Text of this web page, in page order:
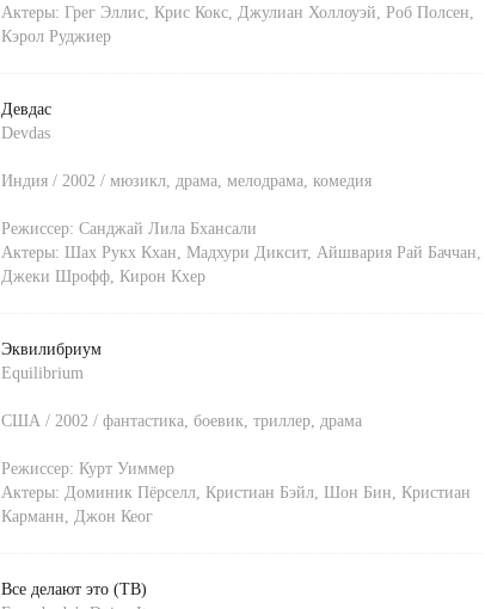
Актеры: Грег Эллис, Крис Кокс, Джулиан Холлоуэй, Роб Полсен,
Кэрол Руджиер
Девдас
Devdas
Индия / 2002 / мюзикл, драма, мелодрама, комедия
Режиссер: Санджай Лила Бхансали
Актеры: Шах Рукх Кхан, Мадхури Диксит, Айшвария Рай Баччан,
Джеки Шрофф, Кирон Кхер
Эквилибриум
Equilibrium
США / 2002 / фантастика, боевик, триллер, драма
Режиссер: Курт Уиммер
Актеры: Доминик Пёрселл, Кристиан Бэйл, Шон Бин, Кристиан
Карманн, Джон Кеог
Все делают это (ТВ)